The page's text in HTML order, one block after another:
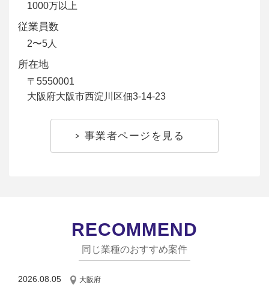
1000万以上
従業員数
2〜5人
所在地
〒5550001
大阪府大阪市西淀川区佃3-14-23
事業者ページを見る
RECOMMEND
同じ業種のおすすめ案件
2026.08.05 大阪府